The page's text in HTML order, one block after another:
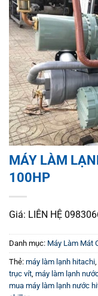
MÁY LÀM
100HP
Giá: LIÊN HỆ
Danh mục: Máy Làm Mát
Thẻ: máy làm lạnh hitachi,
trục vít, máy làm lạnh
mua máy làm lạnh nước